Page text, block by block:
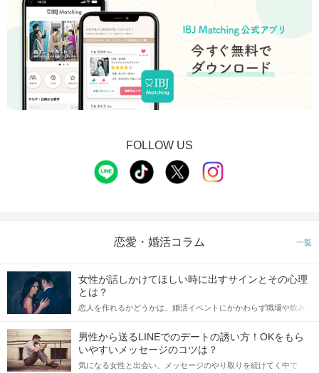
個室だから周りも気にならない！
印象をチェックするメモ機能も搭載！
STEP3 アピールタイム
「もう一度お話したいです」と
相手から好印象の気持ちが伝わる♪
FOLLOW US
恋愛・婚活コラム 一覧
女性が話しかけてほしい時に出すサインとその心理
とは？
恋人を作れるかどうかは、婚活イベントにかかわらず職場や飲み
てアプローチできるかにも左右されます。 これから恋人作りを本
格的に始めようとしている方は、女性が異性を求めて出すサイン
をしっかりと理解し、正しい行動に移せるかどうかが重要。 この
記事では、女性が話しかけて欲しい時に出すサインとその心理を
男性から送るLINEでのデートの誘い方！OKをもら
いやすいメッセージのコツは？
気になる女性と出会い、メッセージのやり取りを続けてく中で